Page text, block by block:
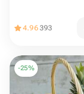
4.96393
-25%